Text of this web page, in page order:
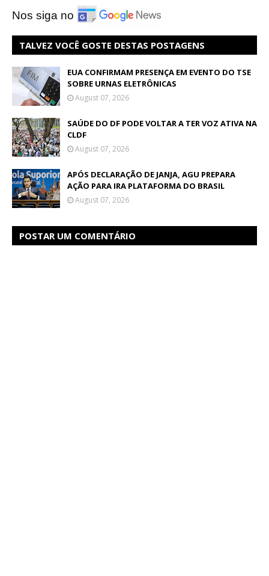
Nos siga no
TALVEZ VOCÊ GOSTE DESTAS POSTAGENS
EUA CONFIRMAM PRESENÇA EM EVENTO DO TSE
SOBRE URNAS ELETRÔNICAS
August 07, 2026
SAÚDE DO DF PODE VOLTAR A TER VOZ ATIVA NA
CLDF
August 07, 2026
APÓS DECLARAÇÃO DE JANJA, AGU PREPARA
AÇÃO PARA IRA PLATAFORMA DO BRASIL
August 07, 2026
POSTAR UM COMENTÁRIO